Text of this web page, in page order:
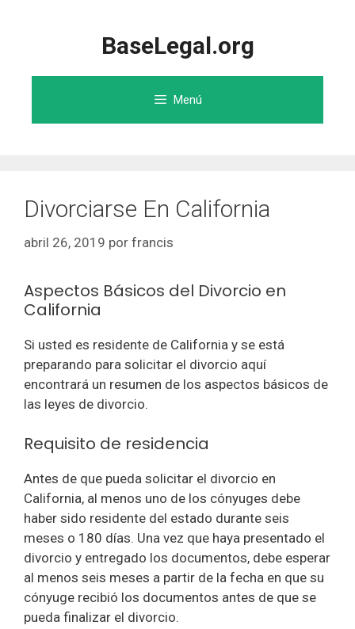
BaseLegal.org
Menú
Divorciarse En California
abril 26, 2019 por francis
Aspectos Básicos del Divorcio en
California
Si usted es residente de California y se está
preparando para solicitar el divorcio aquí
encontrará un resumen de los aspectos básicos de
las leyes de divorcio.
Requisito de residencia
Antes de que pueda solicitar el divorcio en
California, al menos uno de los cónyuges debe
haber sido residente del estado durante seis
meses o 180 días. Una vez que haya presentado el
divorcio y entregado los documentos, debe esperar
al menos seis meses a partir de la fecha en que su
cónyuge recibió los documentos antes de que se
pueda finalizar el divorcio.